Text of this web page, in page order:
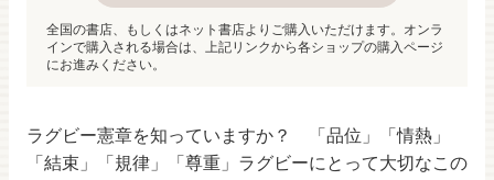
ラグビー憲章を知っていますか？ 「品位」「情熱」
「結束」「規律」「尊重」ラグビーにとって大切なこの
全国の書店、もしくはネット書店よりご購入いただけます。オンラ
インで購入される場合は、上記リンクから各ショップの購入ページ
にお進みください。